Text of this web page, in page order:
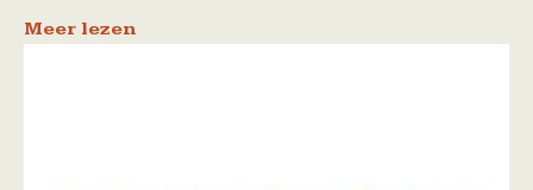
Meer lezen